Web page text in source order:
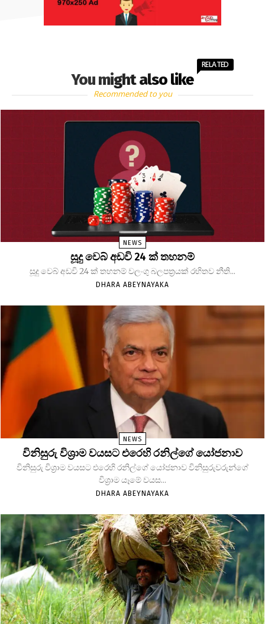
You might also like
RELATED
Recommended to you
NEWS
සූදු වෙබ් අඩවි 24 ක් තහනම්
සූදු වෙබ් අඩවි 24 ක් තහනම් වලංගු බලපත්‍රයක් රහිතව නීති...
DHARA ABEYNAYAKA
NEWS
විනිසුරු විශ්‍රාම වයසට එරෙහි රනිල්ගේ යෝජනාව
විනිසුරු විශ්‍රාම වයසට එරෙහි රනිල්ගේ යෝජනාව විනිසුරුවරුන්ගේ
විශ්‍රාම යෑමේ වයස...
DHARA ABEYNAYAKA